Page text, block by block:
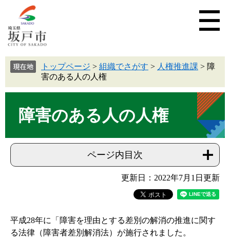
トップページ > 組織でさがす > 人権推進課 > 障
害のある人の人権
障害のある人の人権
ページ内目次
更新日：2022年7月1日更新
平成28年に「障害を理由とする差別の解消の推進に関す
る法律（障害者差別解消法）が施行されました。